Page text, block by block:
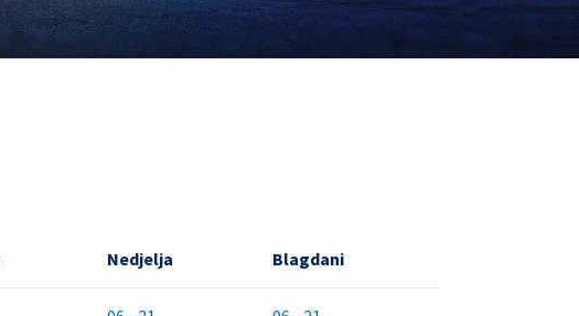
Nedjelja Blagdani